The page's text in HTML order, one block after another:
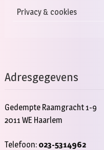
Privacy & cookies
Adresgegevens
Gedempte Raamgracht 1-9
2011 WE Haarlem
Telefoon: 023-5314962